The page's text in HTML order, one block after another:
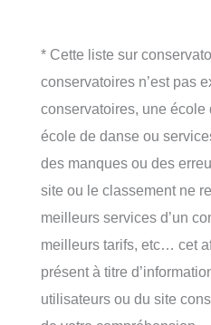
* Cette liste sur
conservatoires n’est pas
conservatoires, une école
école de danse ou
des manques ou des
site ou le classement ne
meilleurs services d’un
meilleurs tarifs, etc… cet
présent à titre
utilisateurs ou du site